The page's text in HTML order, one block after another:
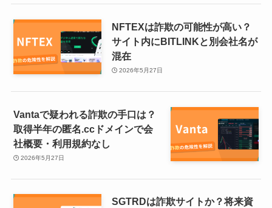
NFTEXは詐欺の可能性が高い？
サイト内にBITLINKと別会社名が
混在
2026年5月27日
Vantaで疑われる詐欺の手口は？
取得半年の匿名.ccドメインで会
社概要・利用規約なし
2026年5月27日
SGTRDは詐欺サイトか？将来資